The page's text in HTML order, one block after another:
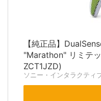
【純正品】
"Marathon" リミテ
ZCT1JZD)
ソニー・インタラクティ